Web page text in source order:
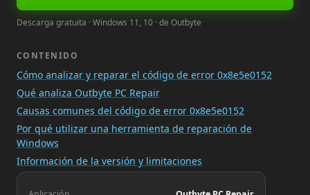
Descarga gratuita · Windows 11, 10 · de Outbyte
CONTENIDO
Cómo analizar y reparar el código de error 0x8e5e0152
Qué analiza Outbyte PC Repair
Causas comunes del código de error 0x8e5e0152
Por qué utilizar una herramienta de reparación de
Windows
Información de la versión y limitaciones